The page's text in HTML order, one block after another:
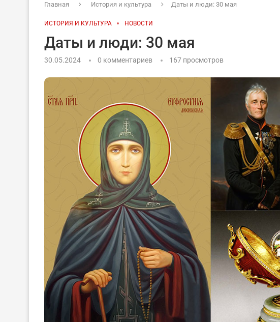
Главная История и культура Даты и люди: 30 мая
ИСТОРИЯ И КУЛЬТУРА НОВОСТИ
Даты и люди: 30 мая
30.05.2024 0 комментариев 167 просмотров